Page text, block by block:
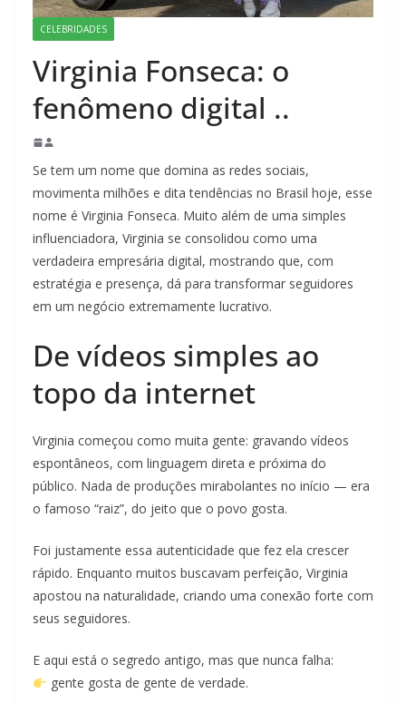
CELEBRIDADES
Virginia Fonseca: o
fenômeno digital ..
Se tem um nome que domina as redes sociais,
movimenta milhões e dita tendências no Brasil hoje, esse
nome é Virginia Fonseca. Muito além de uma simples
influenciadora, Virginia se consolidou como uma
verdadeira empresária digital, mostrando que, com
estratégia e presença, dá para transformar seguidores
em um negócio extremamente lucrativo.
De vídeos simples ao
topo da internet
Virginia começou como muita gente: gravando vídeos
espontâneos, com linguagem direta e próxima do
público. Nada de produções mirabolantes no início — era
o famoso “raiz”, do jeito que o povo gosta.
Foi justamente essa autenticidade que fez ela crescer
rápido. Enquanto muitos buscavam perfeição, Virginia
apostou na naturalidade, criando uma conexão forte com
seus seguidores.
E aqui está o segredo antigo, mas que nunca falha:
gente gosta de gente de verdade.